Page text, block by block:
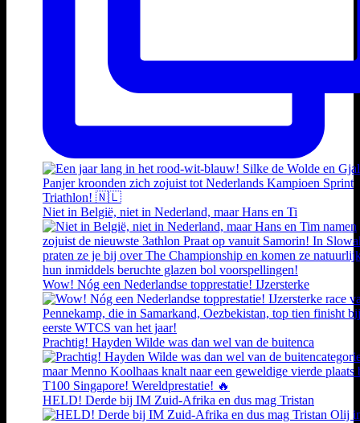
Niet in België, niet in Nederland, maar Hans en Ti
Wow! Nóg een Nederlandse topprestatie! IJzersterke
Prachtig! Hayden Wilde was dan wel van de buitenca
HELD! Derde bij IM Zuid-Afrika en dus mag Tristan